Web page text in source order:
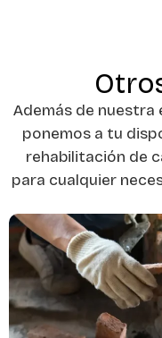
Además de nuestra
ponemos a tu
rehabilitación de
para cualquier